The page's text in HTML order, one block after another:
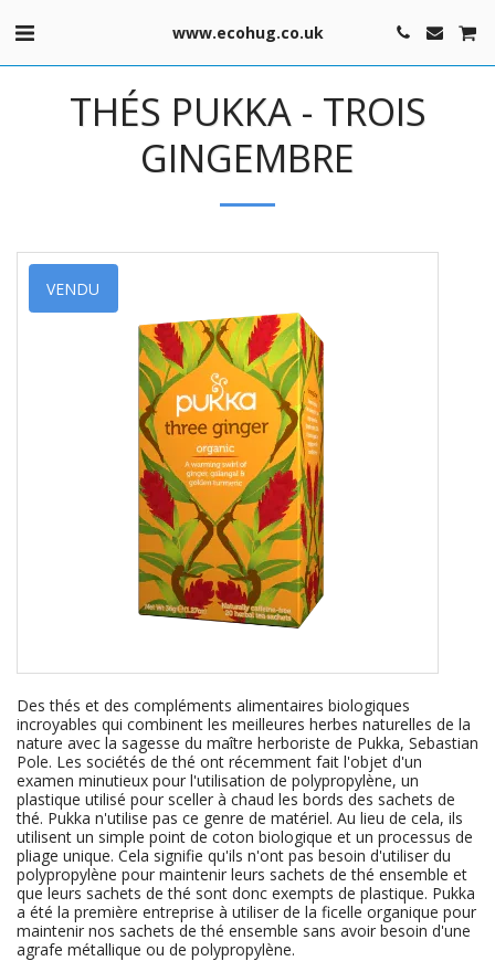
www.ecohug.co.uk
THÉS PUKKA - TROIS
GINGEMBRE
VENDU
Des thés et des compléments alimentaires biologiques
incroyables qui combinent les meilleures herbes naturelles de la
nature avec la sagesse du maître herboriste de Pukka, Sebastian
Pole. Les sociétés de thé ont récemment fait l'objet d'un
examen minutieux pour l'utilisation de polypropylène, un
plastique utilisé pour sceller à chaud les bords des sachets de
thé. Pukka n'utilise pas ce genre de matériel. Au lieu de cela, ils
utilisent un simple point de coton biologique et un processus de
pliage unique. Cela signifie qu'ils n'ont pas besoin d'utiliser du
polypropylène pour maintenir leurs sachets de thé ensemble et
que leurs sachets de thé sont donc exempts de plastique. Pukka
a été la première entreprise à utiliser de la ficelle organique pour
maintenir nos sachets de thé ensemble sans avoir besoin d'une
agrafe métallique ou de polypropylène.